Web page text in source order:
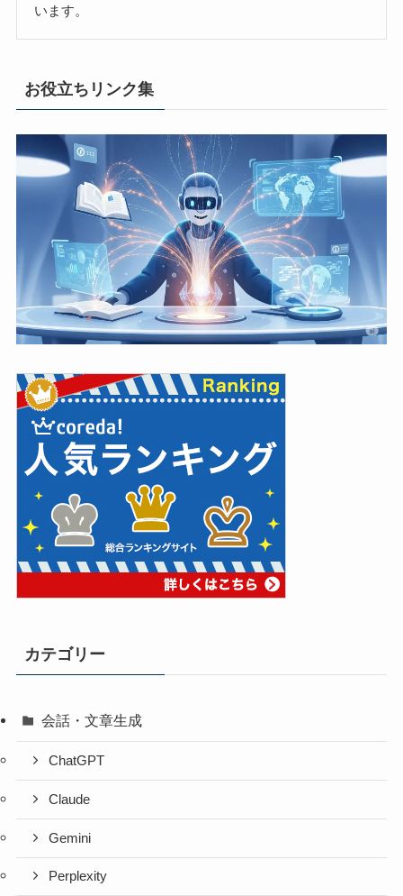
います。
お役立ちリンク集
カテゴリー
会話・文章生成
ChatGPT
Claude
Gemini
Perplexity